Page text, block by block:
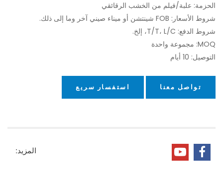
الحزمة: علبة/فيلم من الخشب الرقائقي
شروط الأسعار: FOB شينتشن أو ميناء صيني آخر وما إلى ذلك.
شروط الدفع: T/T، L/C، إلخ.
MOQ: مجموعة واحدة
التوصيل: 10 أيام
تواصل معنا استفسار سريع
المزيد: